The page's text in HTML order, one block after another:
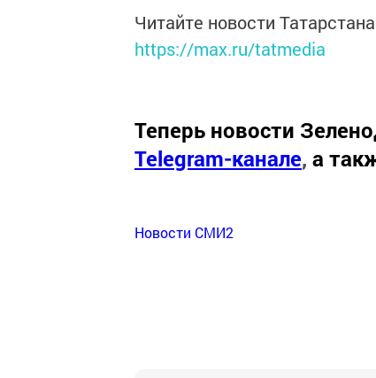
Читайте новости
https://max.ru/tatmedia
Теперь новости
Telegram-канале, а
Новости СМИ2